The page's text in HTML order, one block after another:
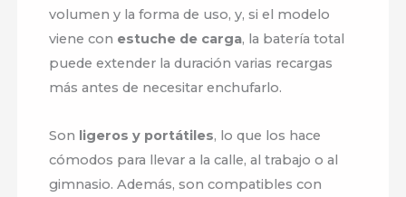
volumen y la forma de uso, y, si el modelo
viene con estuche de carga, la batería total
puede extender la duración varias recargas
más antes de necesitar enchufarlo.
Son ligeros y portátiles, lo que los hace
cómodos para llevar a la calle, al trabajo o al
gimnasio. Además, son compatibles con